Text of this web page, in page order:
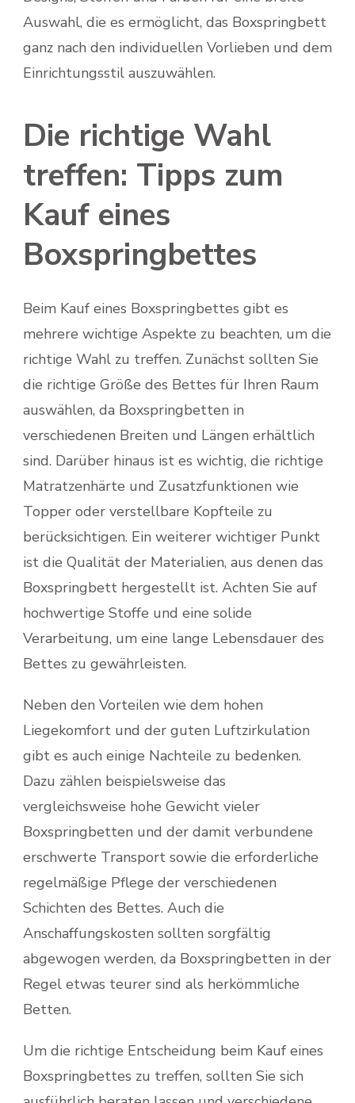
Auswahl, die es ermöglicht, das Boxspringbett
ganz nach den individuellen Vorlieben und dem
Einrichtungsstil auszuwählen.
Die richtige Wahl
treffen: Tipps zum
Kauf eines
Boxspringbettes
Beim Kauf eines Boxspringbettes gibt es
mehrere wichtige Aspekte zu beachten, um die
richtige Wahl zu treffen. Zunächst sollten Sie
die richtige Größe des Bettes für Ihren Raum
auswählen, da Boxspringbetten in
verschiedenen Breiten und Längen erhältlich
sind. Darüber hinaus ist es wichtig, die richtige
Matratzenhärte und Zusatzfunktionen wie
Topper oder verstellbare Kopfteile zu
berücksichtigen. Ein weiterer wichtiger Punkt
ist die Qualität der Materialien, aus denen das
Boxspringbett hergestellt ist. Achten Sie auf
hochwertige Stoffe und eine solide
Verarbeitung, um eine lange Lebensdauer des
Bettes zu gewährleisten.
Neben den Vorteilen wie dem hohen
Liegekomfort und der guten Luftzirkulation
gibt es auch einige Nachteile zu bedenken.
Dazu zählen beispielsweise das
vergleichsweise hohe Gewicht vieler
Boxspringbetten und der damit verbundene
erschwerte Transport sowie die erforderliche
regelmäßige Pflege der verschiedenen
Schichten des Bettes. Auch die
Anschaffungskosten sollten sorgfältig
abgewogen werden, da Boxspringbetten in der
Regel etwas teurer sind als herkömmliche
Betten.
Um die richtige Entscheidung beim Kauf eines
Boxspringbettes zu treffen, sollten Sie sich